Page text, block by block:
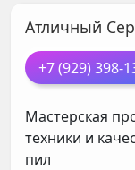
Атличный
+7 (929) 398-
Мастерская
техники и
пил